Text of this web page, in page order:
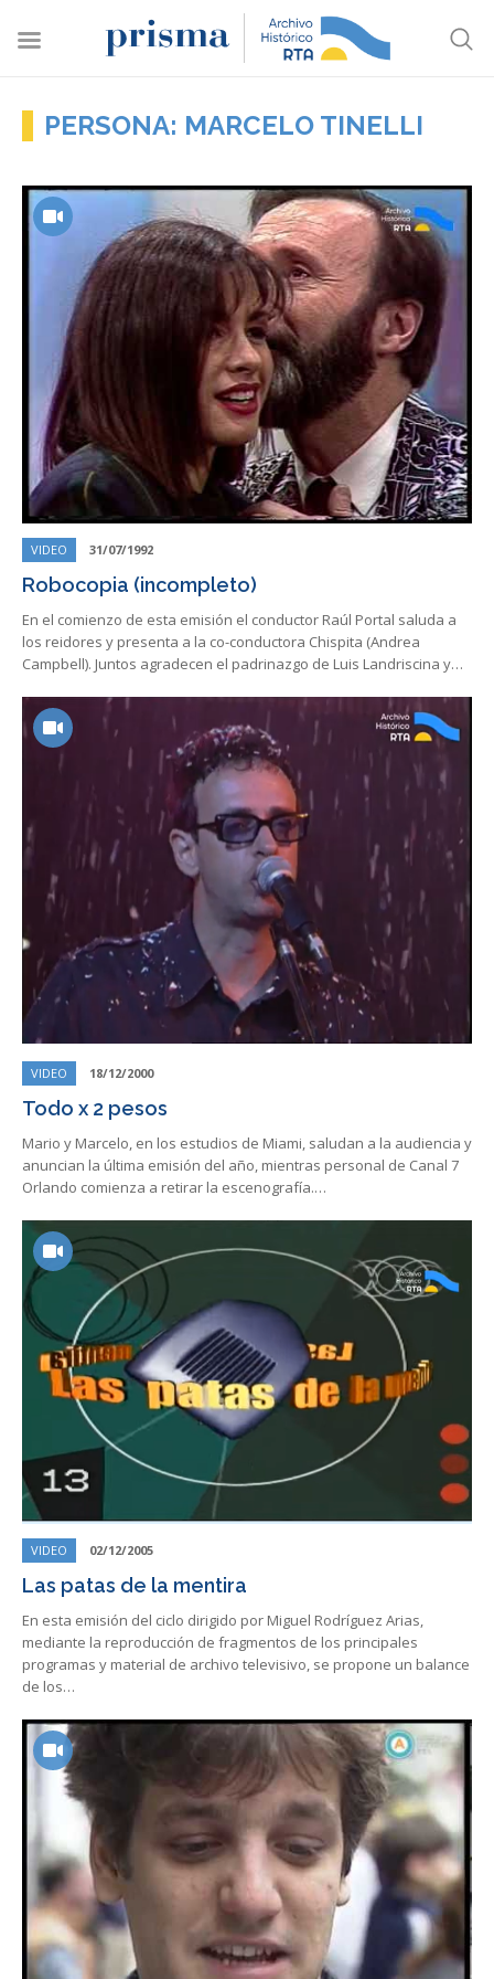
PERSONA: MARCELO TINELLI
VIDEO 31/07/1992
Robocopia (incompleto)
En el comienzo de esta emisión el conductor Raúl Portal saluda a
los reidores y presenta a la co-conductora Chispita (Andrea
Campbell). Juntos agradecen el padrinazgo de Luis Landriscina y…
VIDEO 18/12/2000
Todo x 2 pesos
Mario y Marcelo, en los estudios de Miami, saludan a la audiencia y
anuncian la última emisión del año, mientras personal de Canal 7
Orlando comienza a retirar la escenografía.…
VIDEO 02/12/2005
Las patas de la mentira
En esta emisión del ciclo dirigido por Miguel Rodríguez Arias,
mediante la reproducción de fragmentos de los principales
programas y material de archivo televisivo, se propone un balance
de los…